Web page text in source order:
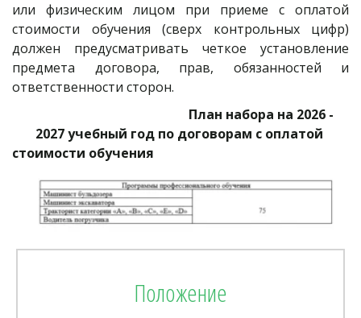
или физическим лицом при приеме с оплатой
стоимости обучения (сверх контрольных цифр)
должен предусматривать четкое установление
предмета договора, прав, обязанностей и
ответственности сторон.
2027 учебный год по договорам с оплатой
Положение